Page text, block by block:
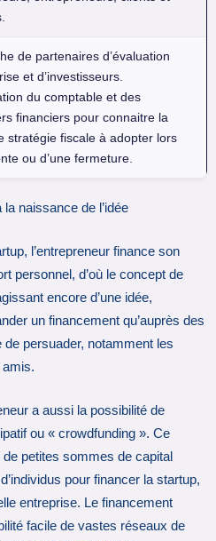
de partenaires d’évaluation
et d’investisseurs.
du comptable et des
financiers pour connaitre la
stratégie fiscale à adopter lors
ou d’une fermeture.
naissance de l’idée
l’entrepreneur finance son
personnel, d’où le concept de
encore d’une idée,
un financement qu’auprès des
de persuader, notamment les
a aussi la possibilité de
ou « crowdfunding ». Ce
petites sommes de capital
pour financer la startup,
entreprise. Le financement
facile de vastes réseaux de